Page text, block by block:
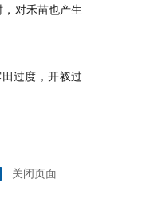
对禾苗也产生
过度，开衩过
关闭页面